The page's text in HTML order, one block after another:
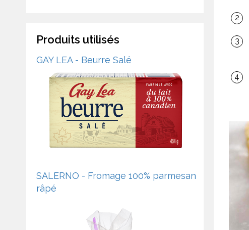
Produits utilisés
GAY LEA - Beurre Salé
SALERNO - Fromage 100% parmesan
râpé